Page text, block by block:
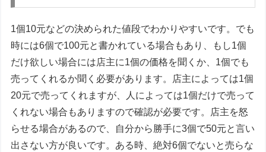
1個10元などの決められた値段でわかりやすいです。でも
時には6個で100元と書かれている場合もあり、もし1個
だけ欲しい場合には店主に1個の価格を聞くか、1個でも
売ってくれるか聞く必要があります。店主によっては1個
20元で売ってくれますが、人によっては1個だけで売って
くれない場合もありますので確認が必要です。店主を怒
らせる場合があるので、自分から勝手に3個で50元と言い
出さない方が良いです。ある時、絶対6個でないと売らな